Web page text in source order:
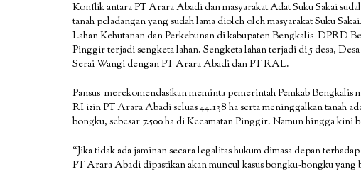
Konflik antara PT Arara Abadi dan masyarakat Adat Suku Sakai
tanah peladangan yang sudah lama dioleh oleh masyarakat Suku
Lahan Kehutanan dan Perkebunan di kabupaten Bengkalis DPRD
Pinggir terjadi sengketa lahan. Sengketa lahan terjadi di 5 desa,
Serai Wangi dengan PT Arara Abadi dan PT RAL.
Pansus merekomendasikan meminta pemerintah Pemkab
RI izin PT Arara Abadi seluas 44.138 ha serta meninggalkan tanah
bongku, sebesar 7.500 ha di Kecamatan Pinggir. Namun hingga kini
“Jika tidak ada jaminan secara legalitas hukum dimasa depan
PT Arara Abadi dipastikan akan muncul kasus bongku-bongku